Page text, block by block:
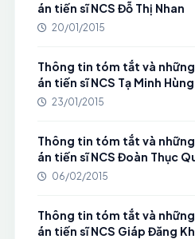
án tiến sĩ NCS Đỗ Thị Nhan
20/01/2015
Thông tin tóm tắt và
án tiến sĩ NCS Tạ Minh Hùng
23/01/2015
Thông tin tóm tắt và
án tiến sĩ NCS Đoàn Thục
06/02/2015
Thông tin tóm tắt và
án tiến sĩ NCS Giáp Đăng